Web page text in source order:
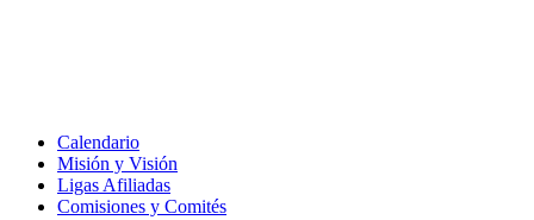
Calendario
Misión y Visión
Ligas Afiliadas
Comisiones y Comités